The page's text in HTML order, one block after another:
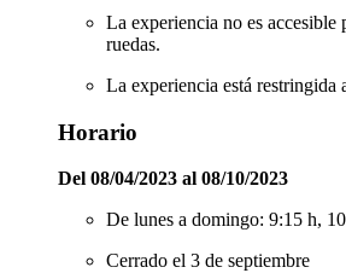
La experiencia no es accesible
ruedas.
La experiencia está restringida
Horario
Del 08/04/2023 al 08/10/2023
De lunes a domingo: 9:15 h,
Cerrado el 3 de septiembre